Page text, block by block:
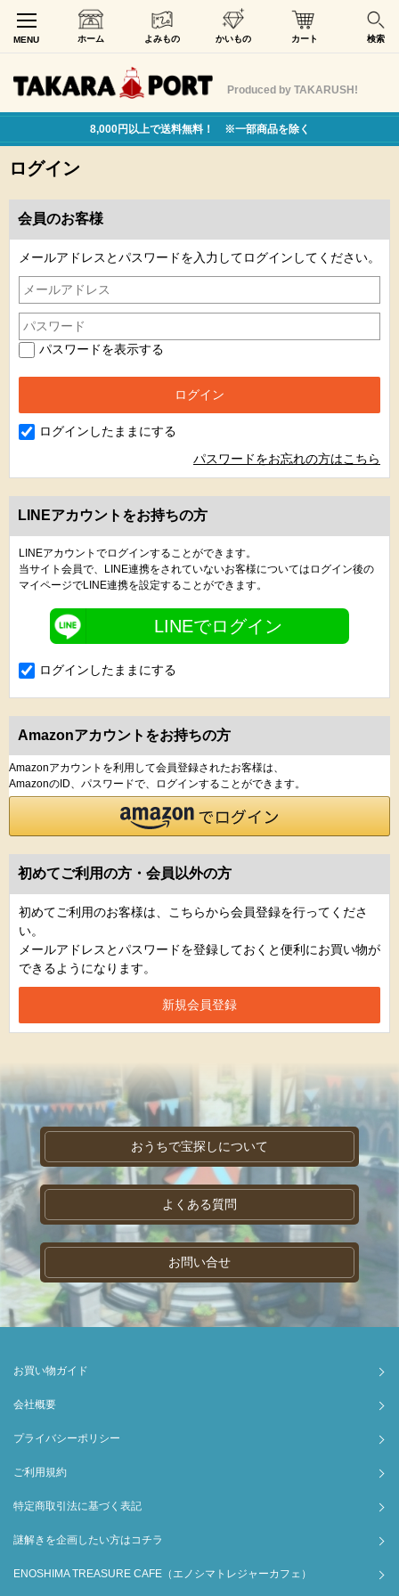
MENU ホーム よみもの かいもの カート 検索
Produced by TAKARUSH!
8,000円以上で送料無料！ ※一部商品を除く
ログイン
会員のお客様
メールアドレスとパスワードを入力してログインしてください。
パスワードを表示する
ログインしたままにする
パスワードをお忘れの方はこちら
LINEアカウントをお持ちの方
LINEアカウントでログインすることができます。
当サイト会員で、LINE連携をされていないお客様についてはログイン後の
マイページでLINE連携を設定することができます。
LINEでログイン
ログインしたままにする
Amazonアカウントをお持ちの方
Amazonアカウントを利用して会員登録されたお客様は、
AmazonのID、パスワードで、ログインすることができます。
初めてご利用の方・会員以外の方
初めてご利用のお客様は、こちらから会員登録を行ってくださ
い。
メールアドレスとパスワードを登録しておくと便利にお買い物が
できるようになります。
おうちで宝探しについて
よくある質問
お問い合せ
お買い物ガイド
会社概要
プライバシーポリシー
ご利用規約
特定商取引法に基づく表記
謎解きを企画したい方はコチラ
ENOSHIMA TREASURE CAFE（エノシマトレジャーカフェ）